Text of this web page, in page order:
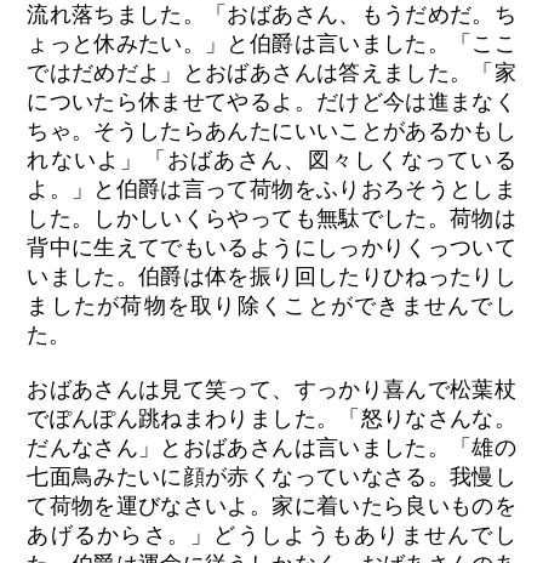
流れ落ちました。「おばあさん、もうだめだ。ち
ょっと休みたい。」と伯爵は言いました。「ここ
ではだめだよ」とおばあさんは答えました。「家
についたら休ませてやるよ。だけど今は進まなく
ちゃ。そうしたらあんたにいいことがあるかもし
れないよ」「おばあさん、図々しくなっている
よ。」と伯爵は言って荷物をふりおろそうとしま
した。しかしいくらやっても無駄でした。荷物は
背中に生えてでもいるようにしっかりくっついて
いました。伯爵は体を振り回したりひねったりし
ましたが荷物を取り除くことができませんでし
た。
おばあさんは見て笑って、すっかり喜んで松葉杖
でぽんぽん跳ねまわりました。「怒りなさんな。
だんなさん」とおばあさんは言いました。「雄の
七面鳥みたいに顔が赤くなっていなさる。我慢し
て荷物を運びなさいよ。家に着いたら良いものを
あげるからさ。」どうしようもありませんでし